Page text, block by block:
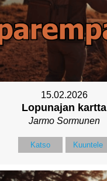
15.02.2026
Lopunajan kartta
Jarmo Sormunen
Katso Kuuntele